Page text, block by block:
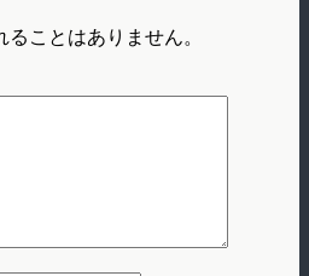
ことはありません。